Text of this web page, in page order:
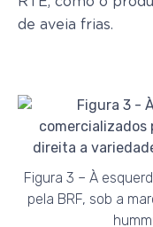
de aveia frias.
Figura 3 – À
pela BRF, sob a